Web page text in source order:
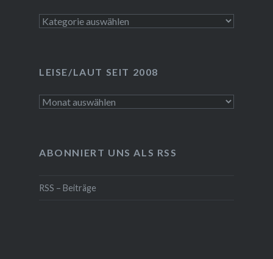
Kategorien
LEISE/LAUT SEIT 2008
LEISE/laut
ABONNIERT UNS ALS RSS
RSS – Beiträge